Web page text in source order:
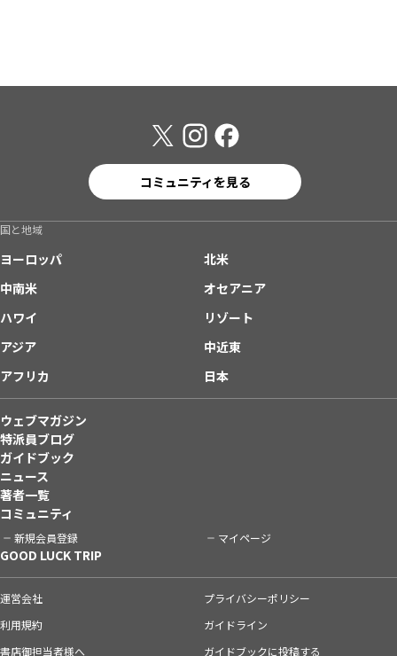
コミュニティを見る
国と地域
ヨーロッパ
北米
中南米
オセアニア
ハワイ
リゾート
アジア
中近東
アフリカ
日本
ウェブマガジン
特派員ブログ
ガイドブック
ニュース
著者一覧
コミュニティ
新規会員登録 マイページ
GOOD LUCK TRIP
運営会社
プライバシーポリシー
利用規約
ガイドライン
書店御担当者様へ
ガイドブックに投稿する